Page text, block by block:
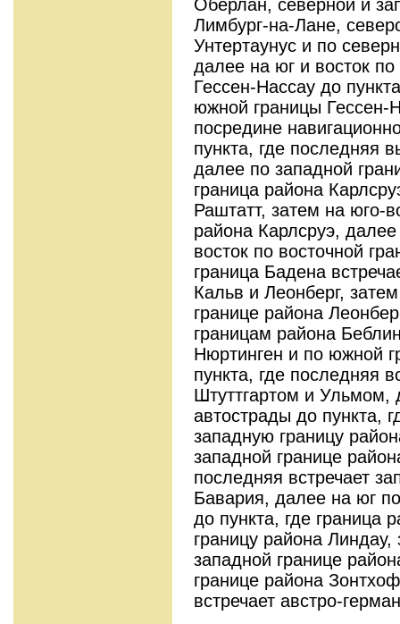
Оберлан, северной и
Лимбург-на-Лане,
Унтертаунус и по
далее на юг и восток
Гессен-Нассау до
южной границы Гессен-
посредине
пункта, где последняя
далее по западной
граница района
Раштатт, затем на юго-
района Карлсруэ,
восток по восточной
граница Бадена
Кальв и Леонберг,
границе района
границам района
Нюртинген и по южной
пункта, где последняя
Штуттгартом и
автострады до пункта,
западную границу
западной границе
последняя встречает
Бавария, далее на юг
до пункта, где граница
границу района
западной границе
границе района
встречает австро-